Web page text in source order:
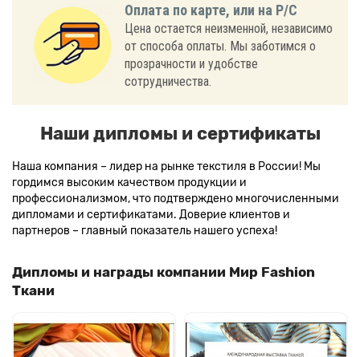
Оплата по карте, или на Р/С
Цена остается неизменной, независимо
от способа оплаты. Мы заботимся о
прозрачности и удобстве
сотрудничества.
Наши дипломы и сертификаты
Наша компания – лидер на рынке текстиля в России! Мы
гордимся высоким качеством продукции и
профессионализмом, что подтверждено многочисленными
дипломами и сертификатами. Доверие клиентов и
партнеров – главный показатель нашего успеха!
Дипломы и награды компании Мир Fashion
Ткани